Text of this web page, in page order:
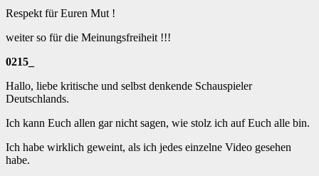
Respekt für Euren Mut !
weiter so für die Meinungsfreiheit !!!
0215_
Hallo, liebe kritische und selbst denkende Schauspieler
Deutschlands.
Ich kann Euch allen gar nicht sagen, wie stolz ich auf Euch alle bin.
Ich habe wirklich geweint, als ich jedes einzelne Video gesehen
habe.